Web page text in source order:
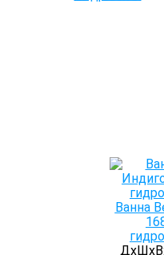
Ванна
ДхШхВ: